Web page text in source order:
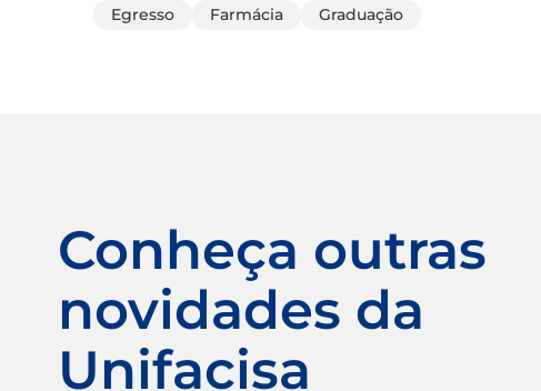
Egresso Farmácia Graduação
Conheça outras
novidades da
Unifacisa